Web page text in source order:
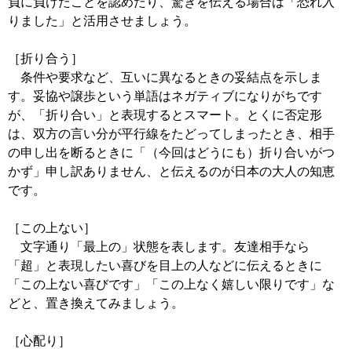
りました」と活用させましょう。
［折り合う］
条件や要求など、互いに異なるときの妥結点を示しま
す。妥協や譲歩という単語はネガティブになりがちです
が、「折り合い」と表現するとスマート。とくに否定形
は、双方の言い分が平行線をたどってしまったとき、相手
の申し出を断るときに「（今回はどうにも）折り合いがつ
かず」申し訳ありません、と伝えるのが日本の大人の知恵
です。
［この上ない］
文字通り「最上の」状態を表します。友達相手なら
「超」と表現したい喜びを目上の人などに伝えるときに
「この上ない喜びです」「この上なく嬉しい限りです」な
どと、置き換えてみましょう。
［心配り］